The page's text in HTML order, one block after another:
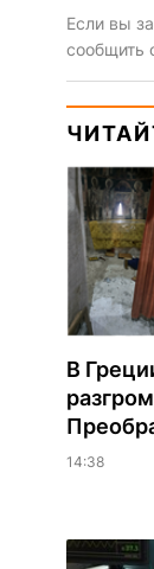
Если вы
сообщить
В
14:38